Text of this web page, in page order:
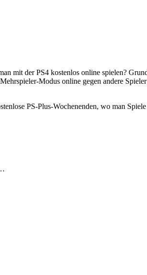
mit der PS4 kostenlos online spielen?
Modus online gegen andere
PS-Plus-Wochenenden, wo man